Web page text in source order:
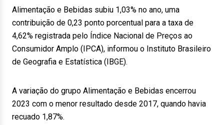
Alimentação e Bebidas subiu 1,03% no ano, uma
contribuição de 0,23 ponto porcentual para a taxa de
4,62% registrada pelo Índice Nacional de Preços ao
Consumidor Amplo (IPCA), informou o Instituto Brasileiro
de Geografia e Estatística (IBGE).
A variação do grupo Alimentação e Bebidas encerrou
2023 com o menor resultado desde 2017, quando havia
recuado 1,87%.